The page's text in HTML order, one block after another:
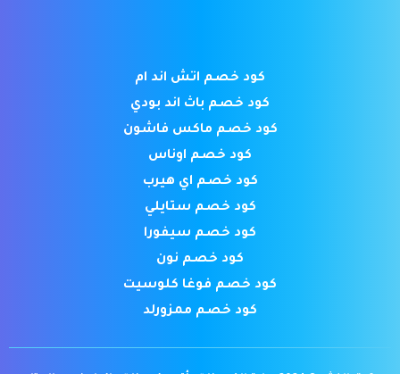
كود خصم اتش اند ام
كود خصم باث اند بودي
كود خصم ماكس فاشون
كود خصم اوناس
كود خصم اي هيرب
كود خصم ستايلي
كود خصم سيفورا
كود خصم نون
كود خصم فوغا كلوسيت
كود خصم ممزورلد